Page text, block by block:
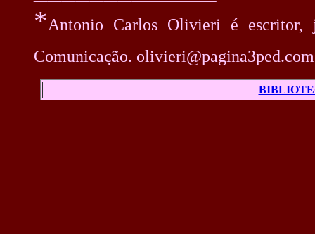
*Antonio Carlos Olivieri é
Comunicação. olivieri@pagina3ped.com